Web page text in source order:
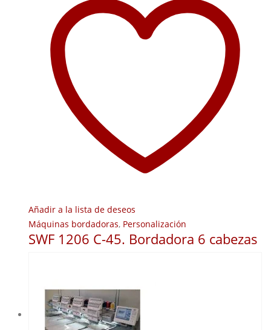
Añadir a la lista de deseos
Máquinas bordadoras, Personalización
SWF 1206 C-45. Bordadora 6 cabezas